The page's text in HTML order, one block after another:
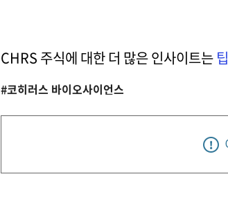
CHRS 주식에 대한 더 많은 인사이트는
#코히러스 바이오사이언스